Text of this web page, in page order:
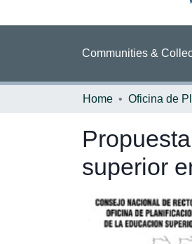
Communities &
Home
superior